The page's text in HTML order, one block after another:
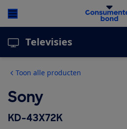
Televisies
Toon alle producten
Sony
KD-43X72K